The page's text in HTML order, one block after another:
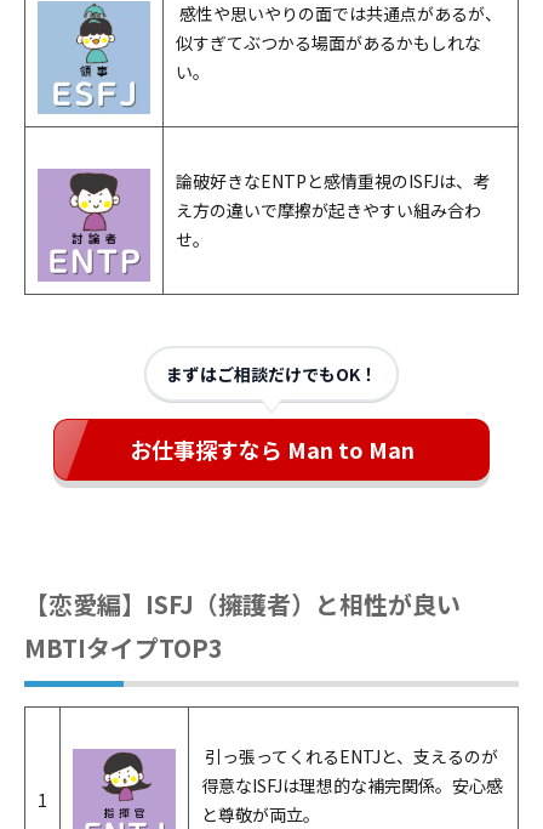
感性や思いやりの面では共通点があるが、
似すぎてぶつかる場面があるかもしれな
い。
論破好きなENTPと感情重視のISFJは、考
え方の違いで摩擦が起きやすい組み合わ
せ。
まずはご相談だけでもOK！
お仕事探すなら Man to Man
【恋愛編】ISFJ（擁護者）と相性が良い
MBTIタイプTOP3
1
引っ張ってくれるENTJと、支えるのが
得意なISFJは理想的な補完関係。安心感
と尊敬が両立。